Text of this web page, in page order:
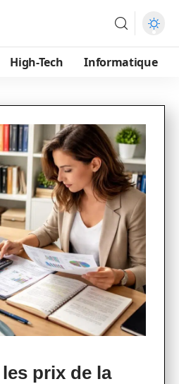
High-Tech Informatique
prix de la